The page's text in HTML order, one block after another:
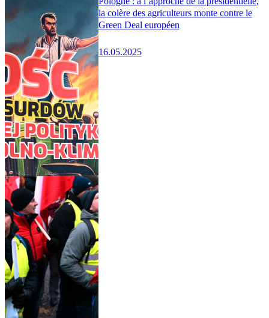
la colère des agriculteurs monte contre le
Green Deal européen
16.05.2025